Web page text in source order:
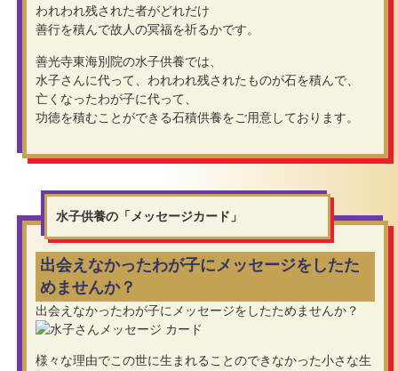
われわれ残された者がどれだけ
善行を積んで故人の冥福を祈るかです。
善光寺東海別院の水子供養では、
水子さんに代って、われわれ残されたものが石を積んで、
亡くなったわが子に代って、
功徳を積むことができる石積供養をご用意しております。
水子供養の「メッセージカード」
出会えなかったわが子にメッセージをしたた
めませんか？
出会えなかったわが子にメッセージをしたためませんか？
様々な理由でこの世に生まれることのできなかった小さな生